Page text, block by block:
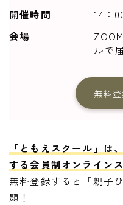
開催時間
14：
会場
ルで
無料
「ともえスクール」は
する会員制オンライン
無料登録すると「親子
題！